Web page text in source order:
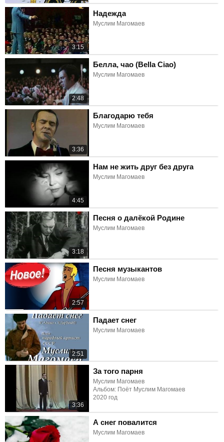
3:15
Надежда
Муслим Магомаев
2:48
Белла, чао (Bella Ciao)
Муслим Магомаев
3:36
Благодарю тебя
Муслим Магомаев
4:45
Нам не жить друг без друга
Муслим Магомаев
3:18
Песня о далёкой Родине
Муслим Магомаев
2:57
Песня музыкантов
Муслим Магомаев
2:51
Падает снег
Муслим Магомаев
3:36
За того парня
Муслим Магомаев
Альбом: Поёт Муслим Магомаев
2020 год
А снег повалится
Муслим Магомаев